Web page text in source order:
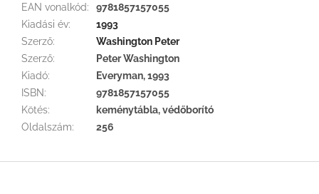
EAN vonalkód:
9781857157055
Kiadási év:
1993
Szerző:
Washington Peter
Szerző:
Peter Washington
Kiadó:
Everyman, 1993
ISBN:
9781857157055
Kötés:
keménytábla, védőborító
Oldalszám: 256